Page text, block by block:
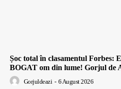
Șoc total în clasamentul Forbes:
BOGAT om din lume! Gorjul de
Gorjuldeazi - 6 August 2026